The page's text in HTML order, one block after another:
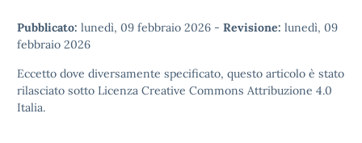
Pubblicato: lunedì, 09 febbraio 2026 - Revisione: lunedì, 09
febbraio 2026
Eccetto dove diversamente specificato, questo articolo è stato
rilasciato sotto Licenza Creative Commons Attribuzione 4.0
Italia.